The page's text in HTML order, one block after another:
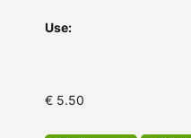
Use:
€ 5.50